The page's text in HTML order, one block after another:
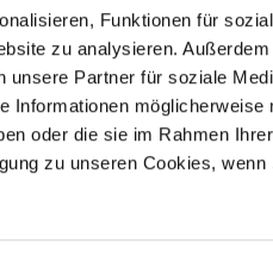
Funktionen für
zu analysieren. Außerdem
unsere Partner für soziale
Informationen möglicherweise
oder die sie im Rahmen Ihrer
zu unseren Cookies, wenn